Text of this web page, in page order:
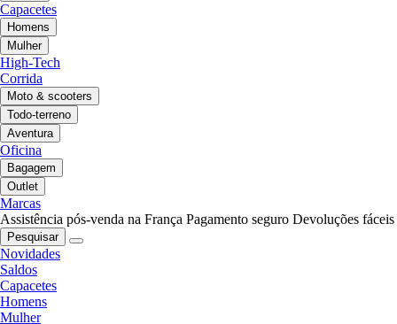
Capacetes
Homens
Mulher
High-Tech
Corrida
Moto & scooters
Todo-terreno
Aventura
Oficina
Bagagem
Outlet
Marcas
Assistência pós-venda na França Pagamento seguro Devoluções fáceis
Pesquisar
Novidades
Saldos
Capacetes
Homens
Mulher